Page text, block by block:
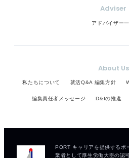
Adviser
アドバイザー
About Us
私たちについて 就活Q&A 編集方針
編集責任者メッセージ D&Iの推進